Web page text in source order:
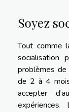
Soyez
Tout comme
socialisation
problèmes de
de 2 à 4
accepter